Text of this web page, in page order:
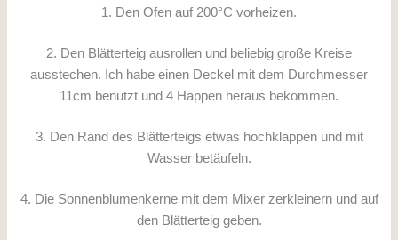
1. Den Ofen auf 200°C vorheizen.
2. Den Blätterteig ausrollen und beliebig große Kreise
ausstechen. Ich habe einen Deckel mit dem Durchmesser
11cm benutzt und 4 Happen heraus bekommen.
3. Den Rand des Blätterteigs etwas hochklappen und mit
Wasser betäufeln.
4. Die Sonnenblumenkerne mit dem Mixer zerkleinern und auf
den Blätterteig geben.